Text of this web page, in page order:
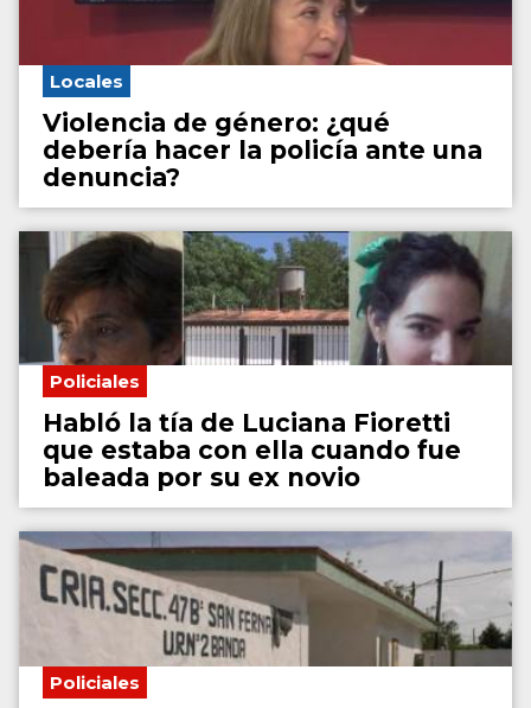
Locales
Violencia de género: ¿qué
debería hacer la policía ante una
denuncia?
Policiales
Habló la tía de Luciana Fioretti
que estaba con ella cuando fue
baleada por su ex novio
Policiales